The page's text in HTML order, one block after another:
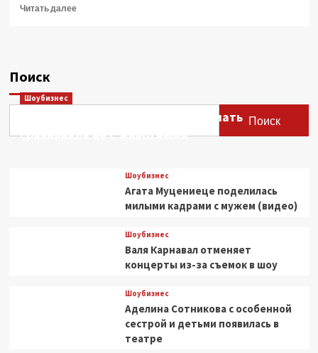
Читать далееПрочитать
Поиск
Поиск
Шоубизнес
Этери Тутберидзе заявила, что мать
сравнивала ее с животными
Шоубизнес
Агата Муцениеце поделилась
милыми кадрами с мужем (видео)
Шоубизнес
Валя Карнавал отменяет
концерты из-за съемок в шоу
Шоубизнес
Аделина Сотникова с особенной
сестрой и детьми появилась в
театре